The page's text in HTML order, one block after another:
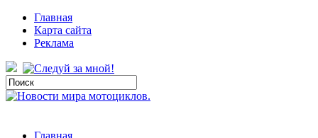
Главная
Карта сайта
Реклама
Главная